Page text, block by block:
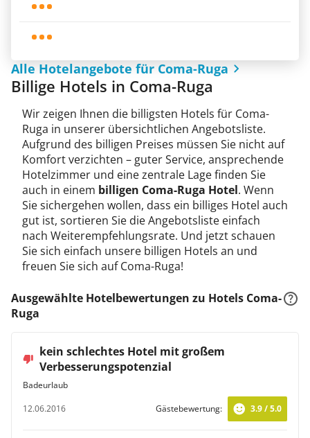
Alle Hotelangebote für Coma-Ruga
Billige Hotels in Coma-Ruga
Wir zeigen Ihnen die billigsten Hotels für Coma-
Ruga in unserer übersichtlichen Angebotsliste.
Aufgrund des billigen Preises müssen Sie nicht auf
Komfort verzichten – guter Service, ansprechende
Hotelzimmer und eine zentrale Lage finden Sie
auch in einem billigen Coma-Ruga Hotel. Wenn
Sie sichergehen wollen, dass ein billiges Hotel auch
gut ist, sortieren Sie die Angebotsliste einfach
nach Weiterempfehlungsrate. Und jetzt schauen
Sie sich einfach unsere billigen Hotels an und
freuen Sie sich auf Coma-Ruga!
Ausgewählte Hotelbewertungen zu Hotels Coma-
Ruga
kein schlechtes Hotel mit großem
Verbesserungspotenzial
Badeurlaub
12.06.2016
Gästebewertung: 3.9 / 5.0